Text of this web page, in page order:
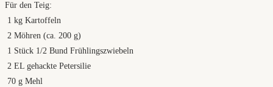
Für den Teig:
1 kg Kartoffeln
2 Möhren (ca. 200 g)
1 Stück 1/2 Bund Frühlingszwiebeln
2 EL gehackte Petersilie
70 g Mehl